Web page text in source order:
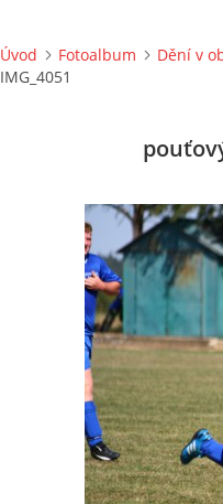
Úvod Fotoalbum Dění v
IMG_4051